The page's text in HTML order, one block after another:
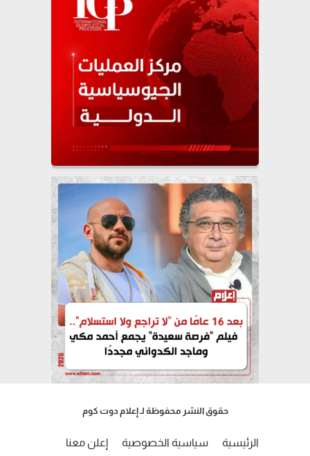
حقوق النشر محفوظة لـ إعلام دوت كوم
الرئيسية سياسية الخصوصية إعلن معنا